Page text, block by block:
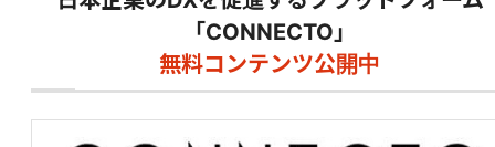
「CONNECTO」
無料コンテンツ公開中